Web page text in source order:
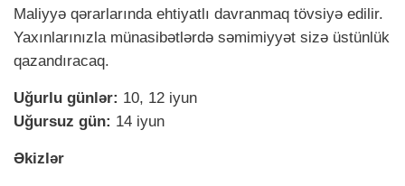
Maliyyə qərarlarında ehtiyatlı davranmaq tövsiyə edilir.
Yaxınlarınızla münasibətlərdə səmimiyyət sizə üstünlük
qazandıracaq.
Uğurlu günlər: 10, 12 iyun
Uğursuz gün: 14 iyun
Əkizlər